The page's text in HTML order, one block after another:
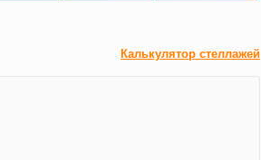
Калькулятор стеллажей